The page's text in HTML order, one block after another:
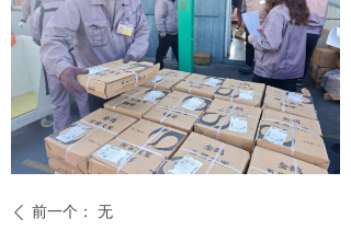
ꄴ 前一个： 无